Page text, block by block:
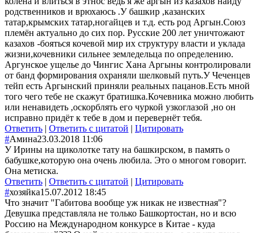
родственников и врюхаюсь .У башкир ,казанских
татар,крымских татар,ногайцев и т.д. есть род Аргын.Союз
племён актуально до сих пор. Русские 200 лет уничтожают
казахов -бояться кочевой мир их структуру власти и уклада
жизни,кочевники сильнее земледельца по определению.
Аргунское ущелье до Чингис Хана Аргыны контролировали
от банд формирования охраняли шелковый путь.У Чеченцев
тейп есть Аргынский приняли реальных пацанов.Есть мной
того чего тебе не скажут братишка.Кочевника можно любить
или ненавидеть ,оскорблять его чуркой узкоглазой ,но он
исправно придёт к тебе в дом и перевернёт тебя.
Ответить | Ответить с цитатой | Цитировать
#Амина23.03.2018 11:06
У Ирины на щиколотке тату на башкирском, в память о
бабушке,которую она очень любила. Это о многом говорит.
Она метиска.
Ответить | Ответить с цитатой | Цитировать
#хозяйка15.07.2012 18:45
Что значит "Габитова вообще уж никак не известная"?
Девушка представляла не только Башкортостан, но и всю
Россию на Международном конкурсе в Китае - куда